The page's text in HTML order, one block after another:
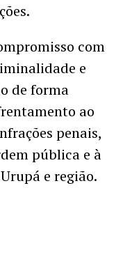
com
e
de forma
ao
penais,
pública e à
e região.